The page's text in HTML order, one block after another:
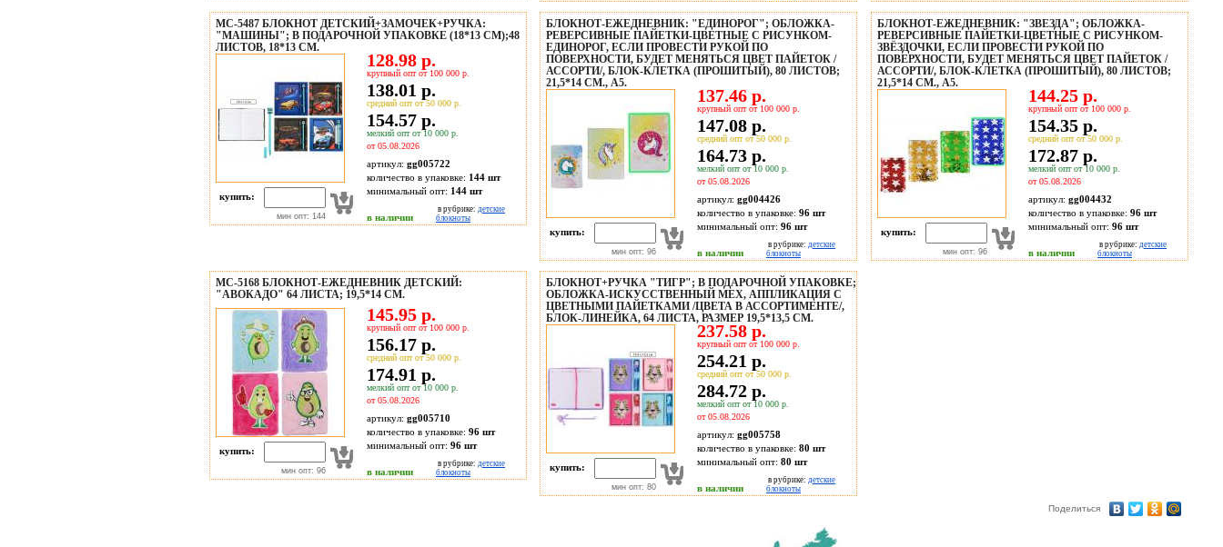
МС-5487 БЛОКНОТ ДЕТСКИЙ+ЗАМОЧЕК+РУЧКА:
"МАШИНЫ"; В ПОДАРОЧНОЙ УПАКОВКЕ (18*13 СМ);48
ЛИСТОВ, 18*13 СМ.
купить:
мин опт: 144
128.98 р.
крупный опт от 100 000 р.
138.01 р.
средний опт от 50 000 р.
154.57 р.
мелкий опт от 10 000 р.
от 05.08.2026
артикул: gg005722
количество в упаковке: 144 шт
минимальный опт: 144 шт
в наличии
в рубрике: детские
блокноты
БЛОКНОТ-ЕЖЕДНЕВНИК: "ЕДИНОРОГ"; ОБЛОЖКА-
РЕВЕРСИВНЫЕ ПАЙЕТКИ-ЦВЕТНЫЕ С РИСУНКОМ-
ЕДИНОРОГ, ЕСЛИ ПРОВЕСТИ РУКОЙ ПО
ПОВЕРХНОСТИ, БУДЕТ МЕНЯТЬСЯ ЦВЕТ ПАЙЕТОК /
АССОРТИ/, БЛОК-КЛЕТКА (ПРОШИТЫЙ), 80 ЛИСТОВ;
21,5*14 СМ., А5.
купить:
мин опт: 96
137.46 р.
крупный опт от 100 000 р.
147.08 р.
средний опт от 50 000 р.
164.73 р.
мелкий опт от 10 000 р.
от 05.08.2026
артикул: gg004426
количество в упаковке: 96 шт
минимальный опт: 96 шт
в наличии
в рубрике: детские
блокноты
БЛОКНОТ-ЕЖЕДНЕВНИК: "ЗВЕЗДА"; ОБЛОЖКА-
РЕВЕРСИВНЫЕ ПАЙЕТКИ-ЦВЕТНЫЕ С РИСУНКОМ-
ЗВЁЗДОЧКИ, ЕСЛИ ПРОВЕСТИ РУКОЙ ПО
ПОВЕРХНОСТИ, БУДЕТ МЕНЯТЬСЯ ЦВЕТ ПАЙЕТОК /
АССОРТИ/, БЛОК-КЛЕТКА (ПРОШИТЫЙ), 80 ЛИСТОВ;
21,5*14 СМ., А5.
купить:
мин опт: 96
144.25 р.
крупный опт от 100 000 р.
154.35 р.
средний опт от 50 000 р.
172.87 р.
мелкий опт от 10 000 р.
от 05.08.2026
артикул: gg004432
количество в упаковке: 96 шт
минимальный опт: 96 шт
в наличии
в рубрике: детские
блокноты
МС-5168 БЛОКНОТ-ЕЖЕДНЕВНИК ДЕТСКИЙ:
"АВОКАДО" 64 ЛИСТА; 19,5*14 СМ.
купить:
мин опт: 96
145.95 р.
крупный опт от 100 000 р.
156.17 р.
средний опт от 50 000 р.
174.91 р.
мелкий опт от 10 000 р.
от 05.08.2026
артикул: gg005710
количество в упаковке: 96 шт
минимальный опт: 96 шт
в наличии
в рубрике: детские
блокноты
БЛОКНОТ+РУЧКА "ТИГР"; В ПОДАРОЧНОЙ УПАКОВКЕ;
ОБЛОЖКА-ИСКУССТВЕННЫЙ МЕХ, АППЛИКАЦИЯ С
ЦВЕТНЫМИ ПАЙЕТКАМИ /ЦВЕТА В АССОРТИМЕНТЕ/,
БЛОК-ЛИНЕЙКА, 64 ЛИСТА, РАЗМЕР 19,5*13,5 СМ.
купить:
мин опт: 80
237.58 р.
крупный опт от 100 000 р.
254.21 р.
средний опт от 50 000 р.
284.72 р.
мелкий опт от 10 000 р.
от 05.08.2026
артикул: gg005758
количество в упаковке: 80 шт
минимальный опт: 80 шт
в наличии
в рубрике: детские
блокноты
Поделиться